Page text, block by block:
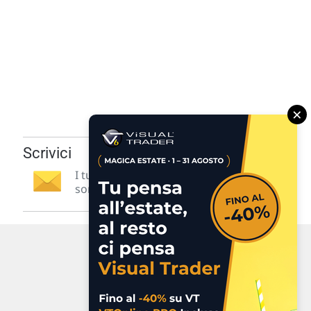
Scrivici
I tuoi suggerimenti per noi
sono preziosi e molto utili! »
×